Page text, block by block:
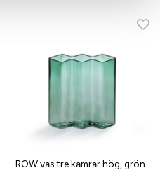
ROW vas tre kamrar hög, grön